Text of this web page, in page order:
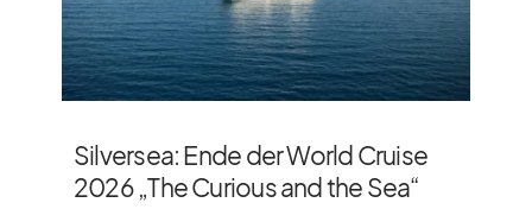
Silversea: Ende der World Cruise
2026 „The Curious and the Sea“